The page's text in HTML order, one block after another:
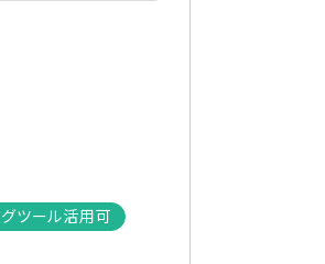
ツール活用可